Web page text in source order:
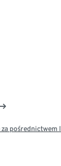
pośrednictwem